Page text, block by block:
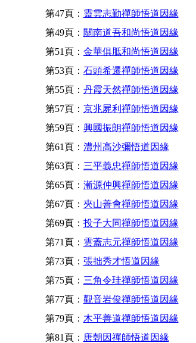
第47頁： 靈雲志勤禪師悟道因緣
第49頁： 關南道吾和尚悟道因緣
第51頁： 金華俱胝和尚悟道因緣
第53頁： 石頭希遷禪師悟道因緣
第55頁： 丹霞天然禪師悟道因緣
第57頁： 京兆屍利禪師悟道因緣
第59頁： 興國振朗禪師悟道因緣
第61頁： 澧州高沙彌悟道因緣
第63頁： 三平義忠禪師悟道因緣
第65頁： 漸源仲興禪師悟道因緣
第67頁： 夾山善會禪師悟道因緣
第69頁： 投子大同禪師悟道因緣
第71頁： 雲蓋志元禪師悟道因緣
第73頁： 張拙秀才悟道因緣
第75頁： 三角令珪禪師悟道因緣
第77頁： 觀音岩俊禪師悟道因緣
第79頁： 木平善道禪師悟道因緣
第81頁： 唐朝因禪師悟道因緣